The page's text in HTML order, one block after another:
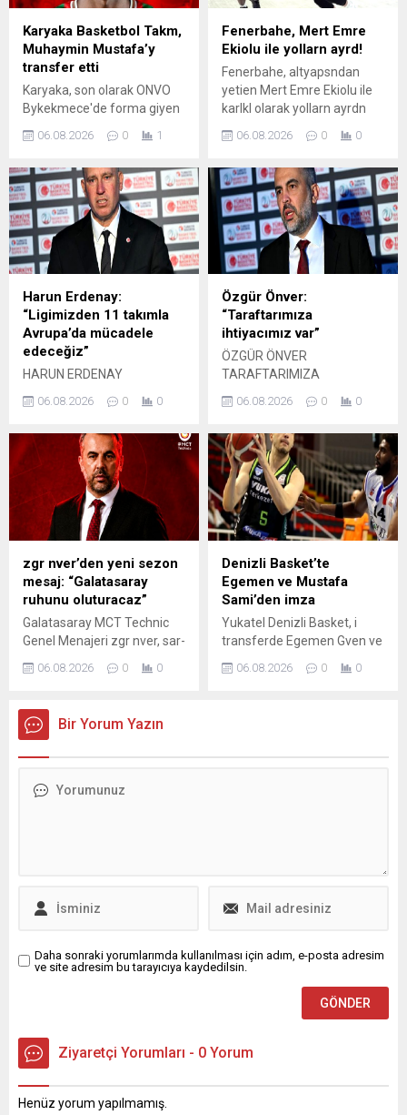
Karyaka Basketbol Takm,
Muhaymin Mustafa’y
transfer etti
Karyaka, son olarak ONVO
Bykekmece'de forma giyen
Mustafa'y kadrosuna kattn
06.08.2026 0 1
Fenerbahe, Mert Emre
Ekiolu ile yollarn ayrd!
Fenerbahe, altyapsndan
yetien Mert Emre Ekiolu ile
karlkl olarak yollarn ayrdn
06.08.2026 0 0
Harun Erdenay:
“Ligimizden 11 takımla
Avrupa’da mücadele
edeceğiz”
HARUN ERDENAY
AVRUPA DA MÜCADELE
06.08.2026 0 0
Özgür Önver:
“Taraftarımıza
ihtiyacımız var”
ÖZGÜR ÖNVER
TARAFTARIMIZA
06.08.2026 0 0
zgr nver’den yeni sezon
mesaj: “Galatasaray
ruhunu oluturacaz”
Galatasaray MCT Technic
Genel Menajeri zgr nver, sar-
hedefleri hakknda konutu.
06.08.2026 0 0
Denizli Basket’te
Egemen ve Mustafa
Sami’den imza
Yukatel Denizli Basket, i
transferde Egemen Gven ve
takmda tuttu.
06.08.2026 0 0
Bir Yorum Yazın
Daha sonraki yorumlarımda kullanılması için adım, e-posta adresim
ve site adresim bu tarayıcıya kaydedilsin.
Ziyaretçi Yorumları - 0 Yorum
Henüz yorum yapılmamış.